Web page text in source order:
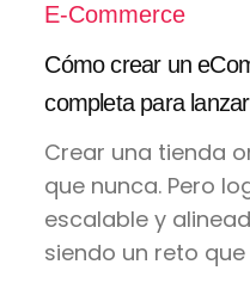
E-Commerce
Cómo crear un
completa para
Crear una tienda
que nunca. Pero
escalable y
siendo un reto